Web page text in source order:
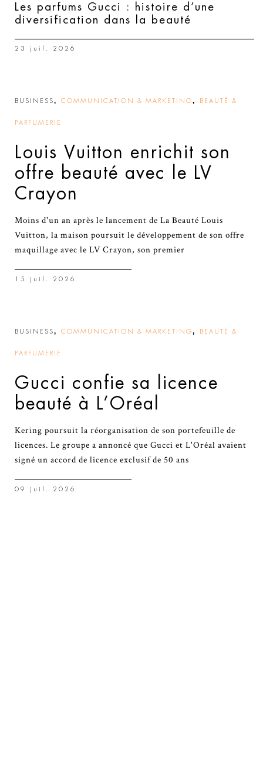
Les parfums Gucci : histoire d’une
diversification dans la beauté
23 juil. 2026
BUSINESS, COMMUNICATION & MARKETING, BEAUTÉ &
PARFUMERIE
Louis Vuitton enrichit son
offre beauté avec le LV
Crayon
Moins d'un an après le lancement de La Beauté Louis
Vuitton, la maison poursuit le développement de son offre
maquillage avec le LV Crayon, son premier
15 juil. 2026
BUSINESS, COMMUNICATION & MARKETING, BEAUTÉ &
PARFUMERIE
Gucci confie sa licence
beauté à L’Oréal
Kering poursuit la réorganisation de son portefeuille de
licences. Le groupe a annoncé que Gucci et L'Oréal avaient
signé un accord de licence exclusif de 50 ans
09 juil. 2026